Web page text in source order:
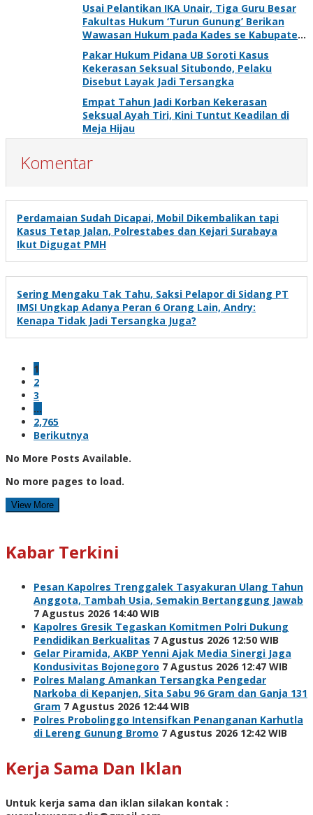
Usai Pelantikan IKA Unair, Tiga Guru Besar
Fakultas Hukum ‘Turun Gunung’ Berikan
Wawasan Hukum pada Kades se Kabupaten
Pakar Hukum Pidana UB Soroti Kasus
Kekerasan Seksual Situbondo, Pelaku
Disebut Layak Jadi Tersangka
Empat Tahun Jadi Korban Kekerasan
Seksual Ayah Tiri, Kini Tuntut Keadilan di
Meja Hijau
Komentar
Perdamaian Sudah Dicapai, Mobil Dikembalikan tapi
Kasus Tetap Jalan, Polrestabes dan Kejari Surabaya
Ikut Digugat PMH
Sering Mengaku Tak Tahu, Saksi Pelapor di Sidang PT
IMSI Ungkap Adanya Peran 6 Orang Lain, Andry:
Kenapa Tidak Jadi Tersangka Juga?
1
2
3
…
2,765
Berikutnya
No More Posts Available.
No more pages to load.
View More
Kabar Terkini
Pesan Kapolres Trenggalek Tasyakuran Ulang Tahun
Anggota, Tambah Usia, Semakin Bertanggung Jawab
7 Agustus 2026 14:40 WIB
Kapolres Gresik Tegaskan Komitmen Polri Dukung
Pendidikan Berkualitas 7 Agustus 2026 12:50 WIB
Gelar Piramida, AKBP Yenni Ajak Media Sinergi Jaga
Kondusivitas Bojonegoro 7 Agustus 2026 12:47 WIB
Polres Malang Amankan Tersangka Pengedar
Narkoba di Kepanjen, Sita Sabu 96 Gram dan Ganja 131
Gram 7 Agustus 2026 12:44 WIB
Polres Probolinggo Intensifkan Penanganan Karhutla
di Lereng Gunung Bromo 7 Agustus 2026 12:42 WIB
Kerja Sama Dan Iklan
Untuk kerja sama dan iklan silakan kontak :